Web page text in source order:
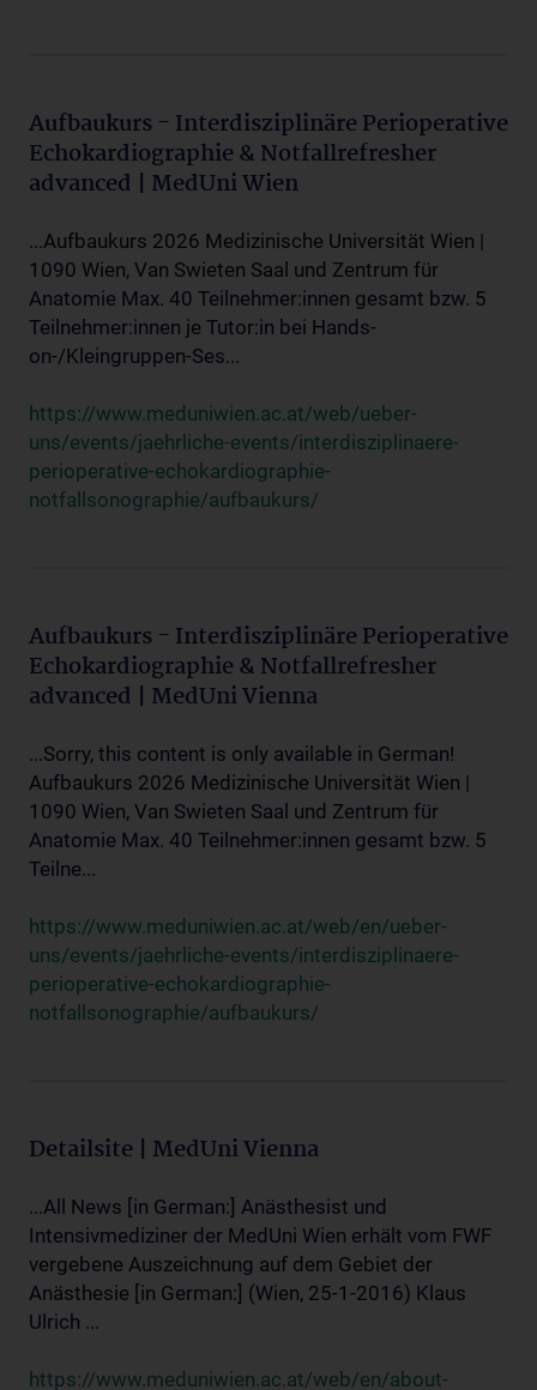
Aufbaukurs - Interdisziplinäre Perioperative
Echokardiographie & Notfallrefresher
advanced | MedUni Wien
...Aufbaukurs 2026 Medizinische Universität Wien |
1090 Wien, Van Swieten Saal und Zentrum für
Anatomie Max. 40 Teilnehmer:innen gesamt bzw. 5
Teilnehmer:innen je Tutor:in bei Hands-
on-/Kleingruppen-Ses...
https://www.meduniwien.ac.at/web/ueber-
uns/events/jaehrliche-events/interdisziplinaere-
perioperative-echokardiographie-
notfallsonographie/aufbaukurs/
Aufbaukurs - Interdisziplinäre Perioperative
Echokardiographie & Notfallrefresher
advanced | MedUni Vienna
...Sorry, this content is only available in German!
Aufbaukurs 2026 Medizinische Universität Wien |
1090 Wien, Van Swieten Saal und Zentrum für
Anatomie Max. 40 Teilnehmer:innen gesamt bzw. 5
Teilne...
https://www.meduniwien.ac.at/web/en/ueber-
uns/events/jaehrliche-events/interdisziplinaere-
perioperative-echokardiographie-
notfallsonographie/aufbaukurs/
Detailsite | MedUni Vienna
...All News [in German:] Anästhesist und
Intensivmediziner der MedUni Wien erhält vom FWF
vergebene Auszeichnung auf dem Gebiet der
Anästhesie [in German:] (Wien, 25-1-2016) Klaus
Ulrich ...
https://www.meduniwien.ac.at/web/en/about-